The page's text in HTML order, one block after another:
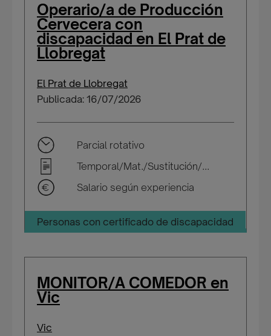
Operario/a de Producción
Cervecera con
discapacidad en El Prat de
Llobregat
El Prat de Llobregat
Publicada: 16/07/2026
Parcial rotativo
Temporal/Mat./Sustitución/...
Salario según experiencia
Personas con certificado de discapacidad
MONITOR/A COMEDOR en
Vic
Vic